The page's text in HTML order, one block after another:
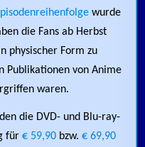
wurde
die Fans ab Herbst
physischer Form zu
Publikationen von Anime
waren.
die DVD- und Blu-ray-
für€ 59,90 bzw.€ 69,90